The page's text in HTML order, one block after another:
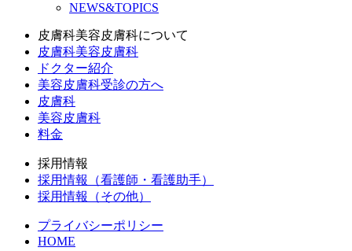
NEWS&TOPICS
皮膚科美容皮膚科について
皮膚科美容皮膚科
ドクター紹介
美容皮膚科受診の方へ
皮膚科
美容皮膚科
料金
採用情報
採用情報（看護師・看護助手）
採用情報（その他）
プライバシーポリシー
HOME